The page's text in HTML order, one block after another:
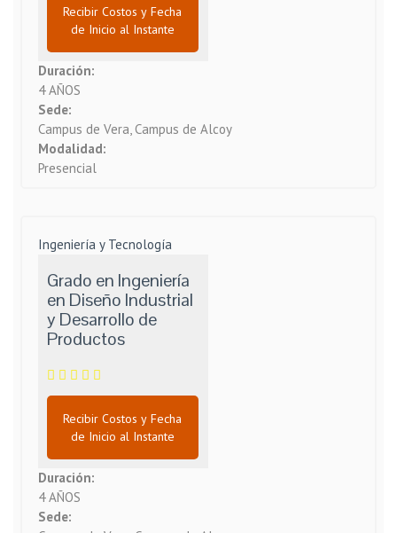
Recibir Costos y Fecha
de Inicio al Instante
Duración:
4 AÑOS
Sede:
Campus de Vera, Campus de Alcoy
Modalidad:
Presencial
Ingeniería y Tecnología
Grado en Ingeniería
en Diseño Industrial
y Desarrollo de
Productos
Recibir Costos y Fecha
de Inicio al Instante
Duración:
4 AÑOS
Sede: